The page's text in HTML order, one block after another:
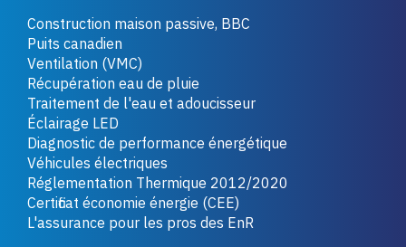
Construction maison passive, BBC
Puits canadien
Ventilation (VMC)
Récupération eau de pluie
Traitement de l'eau et adoucisseur
Éclairage LED
Diagnostic de performance énergétique
Véhicules électriques
Réglementation Thermique 2012/2020
Certificat économie énergie (CEE)
L'assurance pour les pros des EnR